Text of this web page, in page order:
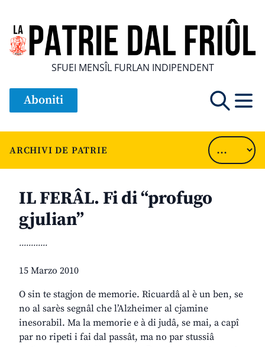
SFUEI MENSÎL FURLAN INDIPENDENT
Aboniti
ARCHIVI DE PATRIE
IL FERÂL. Fi di “profugo
gjulian”
............
15 Marzo 2010
O sin te stagjon de memorie. Ricuardâ al è un ben, se
no al sarès segnâl che l’Alzheimer al cjamine
inesorabil. Ma la memorie e à di judâ, se mai, a capî
par no ripeti i fai dal passât, ma no par stussiâ